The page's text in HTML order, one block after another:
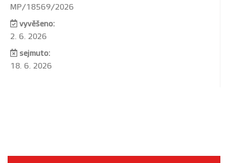
MP/18569/2026
vyvěšeno:
2. 6. 2026
sejmuto:
18. 6. 2026